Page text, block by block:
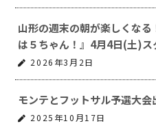
山形の週末の朝が楽しくな
は５ちゃん！』4月4日(土)ス
2026年3月2日
モンテとフットサル予選大会
2025年10月17日